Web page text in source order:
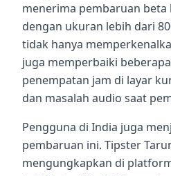
menerima pembaruan beta
dengan ukuran lebih dari
tidak hanya
juga memperbaiki
penempatan jam di layar
dan masalah audio saat
Pengguna di India juga
pembaruan ini. Tipster
mengungkapkan di